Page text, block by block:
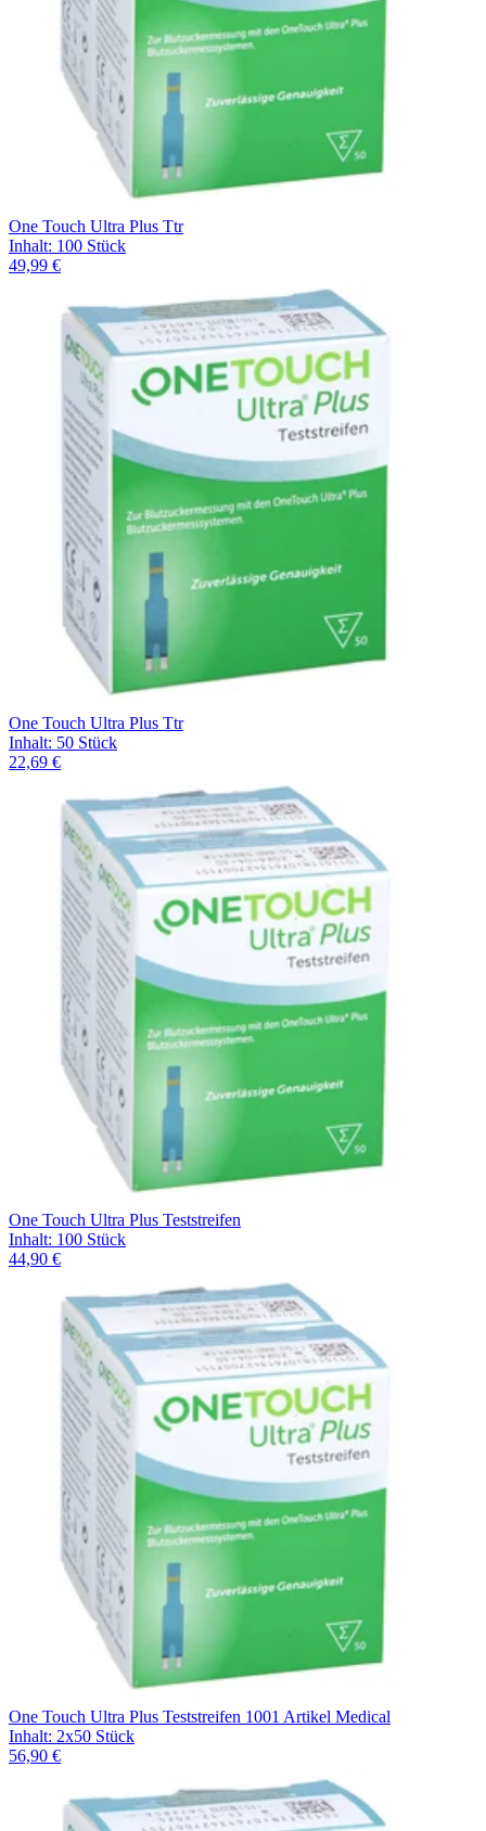
One Touch Ultra Plus Ttr
Inhalt: 100 Stück
49,99 €
One Touch Ultra Plus Ttr
Inhalt: 50 Stück
22,69 €
One Touch Ultra Plus Teststreifen
Inhalt: 100 Stück
44,90 €
One Touch Ultra Plus Teststreifen 1001 Artikel Medical
Inhalt: 2x50 Stück
56,90 €